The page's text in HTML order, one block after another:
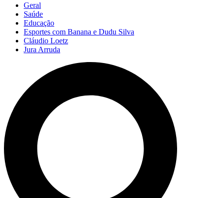
Geral
Saúde
Educação
Esportes com Banana e Dudu Silva
Cláudio Loetz
Jura Arruda